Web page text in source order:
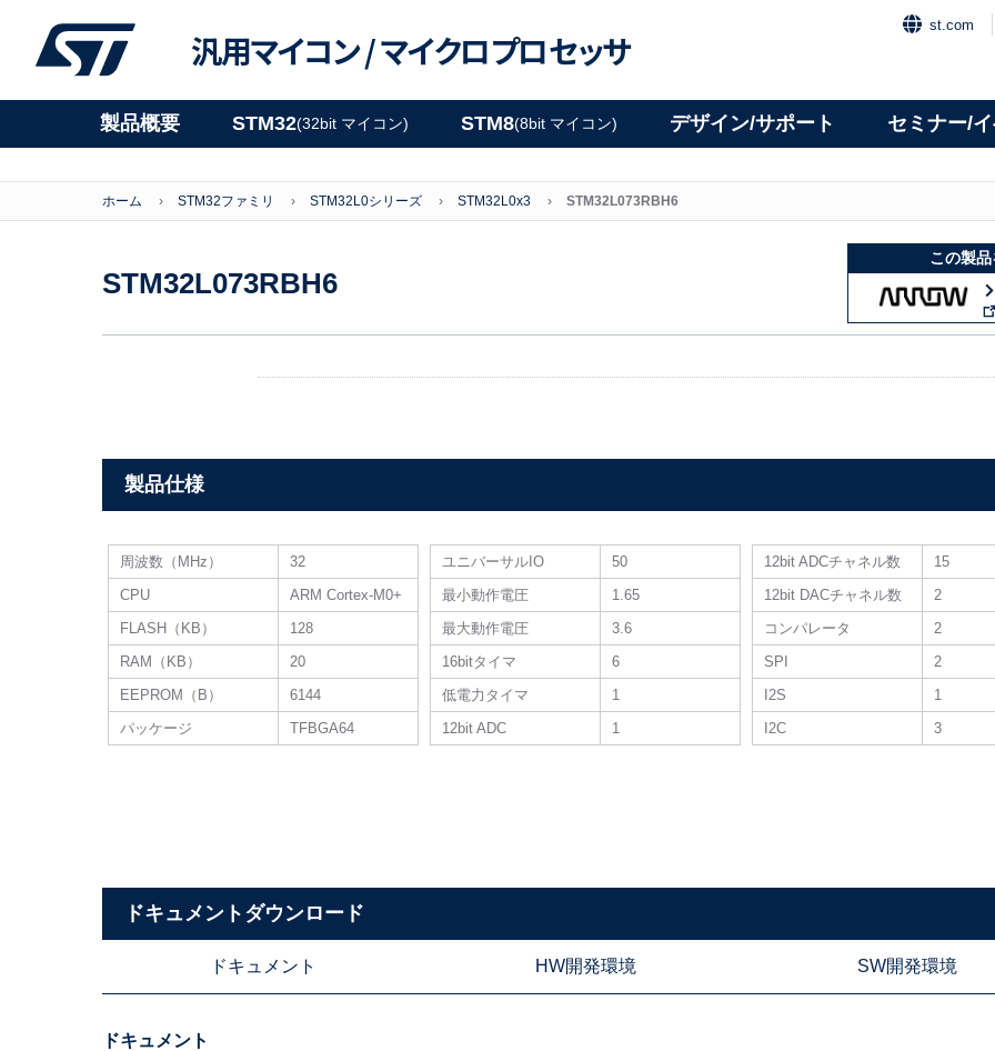
汎用マイコン /マイクロプロセッサ
st.com
製品概要 STM32(32bit マイコン) STM8(8bit マイコン) デザイン/サポート セミナー/
ホーム STM32ファミリ STM32L0シリーズ STM32L0x3 STM32L073RBH6
STM32L073RBH6
この製
製品仕様
周波数（MHz）
32
CPU
ARM Cortex-M0+
FLASH（KB）
128
RAM（KB）
20
EEPROM（B）
6144
パッケージ
TFBGA64
ユニバーサルIO
50
最小動作電圧
1.65
最大動作電圧
3.6
16bitタイマ
6
低電力タイマ
1
12bit ADC
1
12bit ADCチャネル数
15
12bit DACチャネル数
2
コンパレータ
2
SPI
2
I2S
1
I2C
3
ドキュメントダウンロード
ドキュメント HW開発環境 SW開発環境
ドキュメント